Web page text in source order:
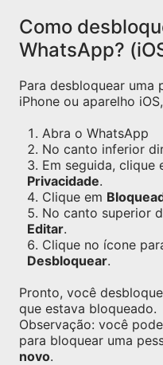
Como
WhatsApp?
Para desbloquear uma
iPhone ou aparelho
Abra o WhatsApp
No canto inferior
Em seguida, clique
Privacidade.
Clique em
No canto superior
Editar.
Clique no ícone
Desbloquear.
Pronto, você
que estava bloqueado.
Observação: você
para bloquear uma
novo.